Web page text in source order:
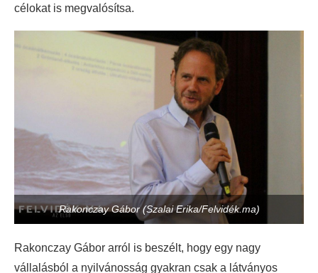
célokat is megvalósítsa.
Rakonczay Gábor (Szalai Erika/Felvidék.ma)
Rakonczay Gábor arról is beszélt, hogy egy nagy
vállalásból a nyilvánosság gyakran csak a látványos